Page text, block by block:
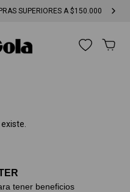
SUPERIORES A $150.000
tener beneficios